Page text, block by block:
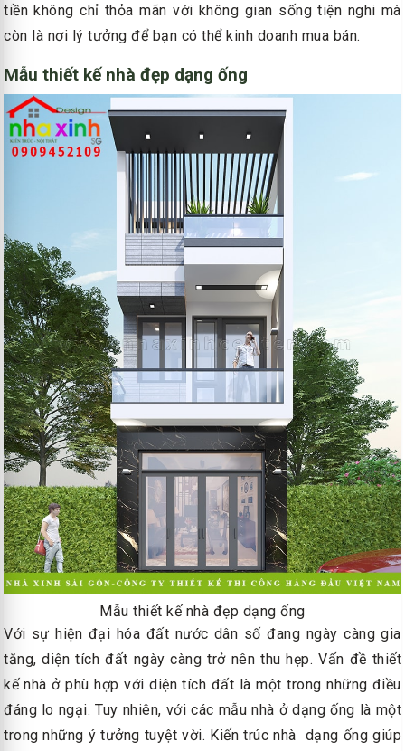
tiền không chỉ thỏa mãn với không gian sống tiện nghi mà
còn là nơi lý tưởng để bạn có thể kinh doanh mua bán.
Mẫu thiết kế nhà đẹp dạng ống
Mẫu thiết kế nhà đẹp dạng ống
Với sự hiện đại hóa đất nước dân số đang ngày càng gia
tăng, diện tích đất ngày càng trở nên thu hẹp. Vấn đề thiết
kế nhà ở phù hợp với diện tích đất là một trong những điều
đáng lo ngại. Tuy nhiên, với các mẫu nhà ở dạng ống là một
trong những ý tưởng tuyệt vời. Kiến trúc nhà dạng ống giúp